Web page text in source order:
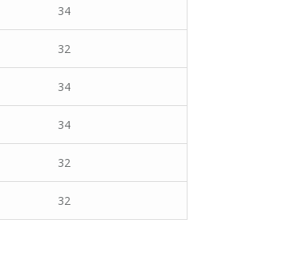
34
32
34
34
32
32